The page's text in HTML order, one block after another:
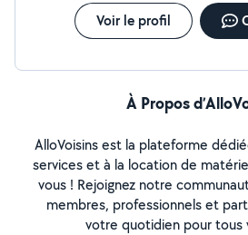
Voir le profil
À Propos
AlloVoisins est la plateforme
services et à la location de
vous ! Rejoignez notre
membres, professionnels et
votre quotidien pour tous